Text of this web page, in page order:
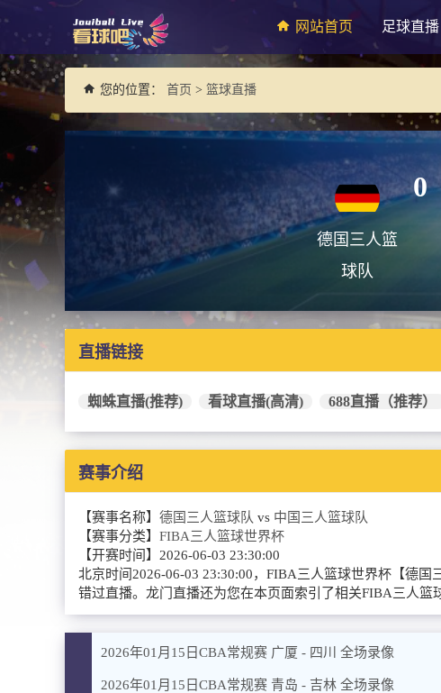
网站首页 足球直播
您的位置： 首页 > 篮球直播
德国三人篮
球队
0
直播链接
蜘蛛直播(推荐) 看球直播(高清) 688直播（推荐）
赛事介绍
【赛事名称】 德国三人篮球队 vs 中国三人篮球队
【赛事分类】 FIBA三人篮球世界杯
【开赛时间】 2026-06-03 23:30:00
北京时间2026-06-03 23:30:00，FIBA三人篮球世界杯【德
错过直播。龙门直播还为您在本页面索引了相关FIBA三人篮
2026年01月15日CBA常规赛 广厦 - 四川 全场录像
2026年01月15日CBA常规赛 青岛 - 吉林 全场录像